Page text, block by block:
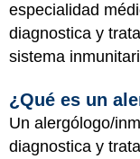
especialidad
diagnostica y
sistema
¿Qué es un
Un alergólogo/
diagnostica y